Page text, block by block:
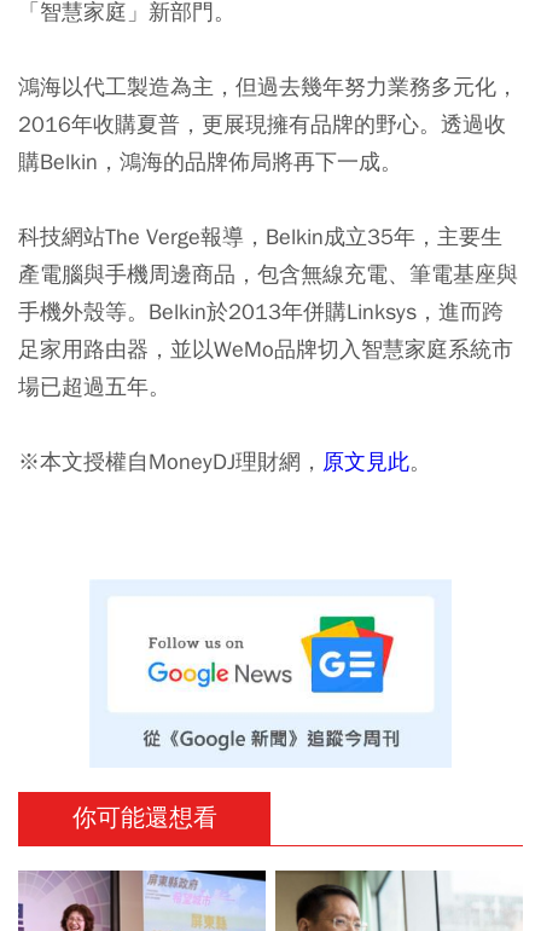
「智慧家庭」新部門。
鴻海以代工製造為主，但過去幾年努力業務多元化，
2016年收購夏普，更展現擁有品牌的野心。透過收
購Belkin，鴻海的品牌佈局將再下一成。
科技網站The Verge報導，Belkin成立35年，主要生
產電腦與手機周邊商品，包含無線充電、筆電基座與
手機外殼等。Belkin於2013年併購Linksys，進而跨
足家用路由器，並以WeMo品牌切入智慧家庭系統市
場已超過五年。
※本文授權自MoneyDJ理財網， 原文見此。
你可能還想看